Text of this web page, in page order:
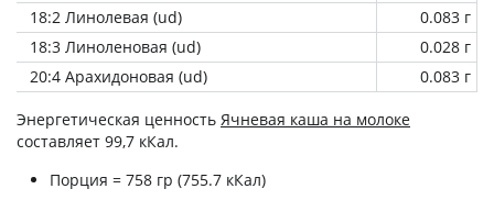
18:2 Линолевая (ud)
0.083 г
18:3 Линоленовая (ud)
0.028 г
20:4 Арахидоновая (ud)
0.083 г
Энергетическая ценность Ячневая каша на молоке
составляет 99,7 кКал.
Порция = 758 гр (755.7 кКал)